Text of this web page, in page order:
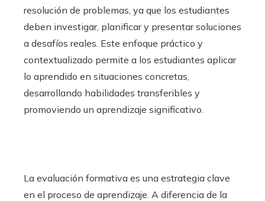
resolución de problemas, ya que los estudiantes
deben investigar, planificar y presentar soluciones
a desafíos reales. Este enfoque práctico y
contextualizado permite a los estudiantes aplicar
lo aprendido en situaciones concretas,
desarrollando habilidades transferibles y
promoviendo un aprendizaje significativo.
La evaluación formativa es una estrategia clave
en el proceso de aprendizaje. A diferencia de la